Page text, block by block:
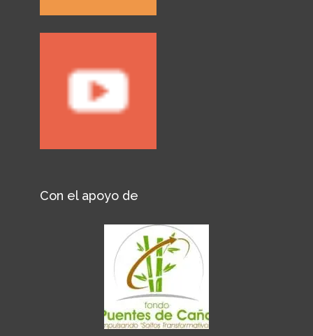
Con el apoyo de